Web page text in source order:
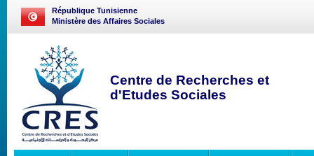
République Tunisienne
Ministère des Affaires Sociales
Centre de Recherches et
d'Etudes Sociales